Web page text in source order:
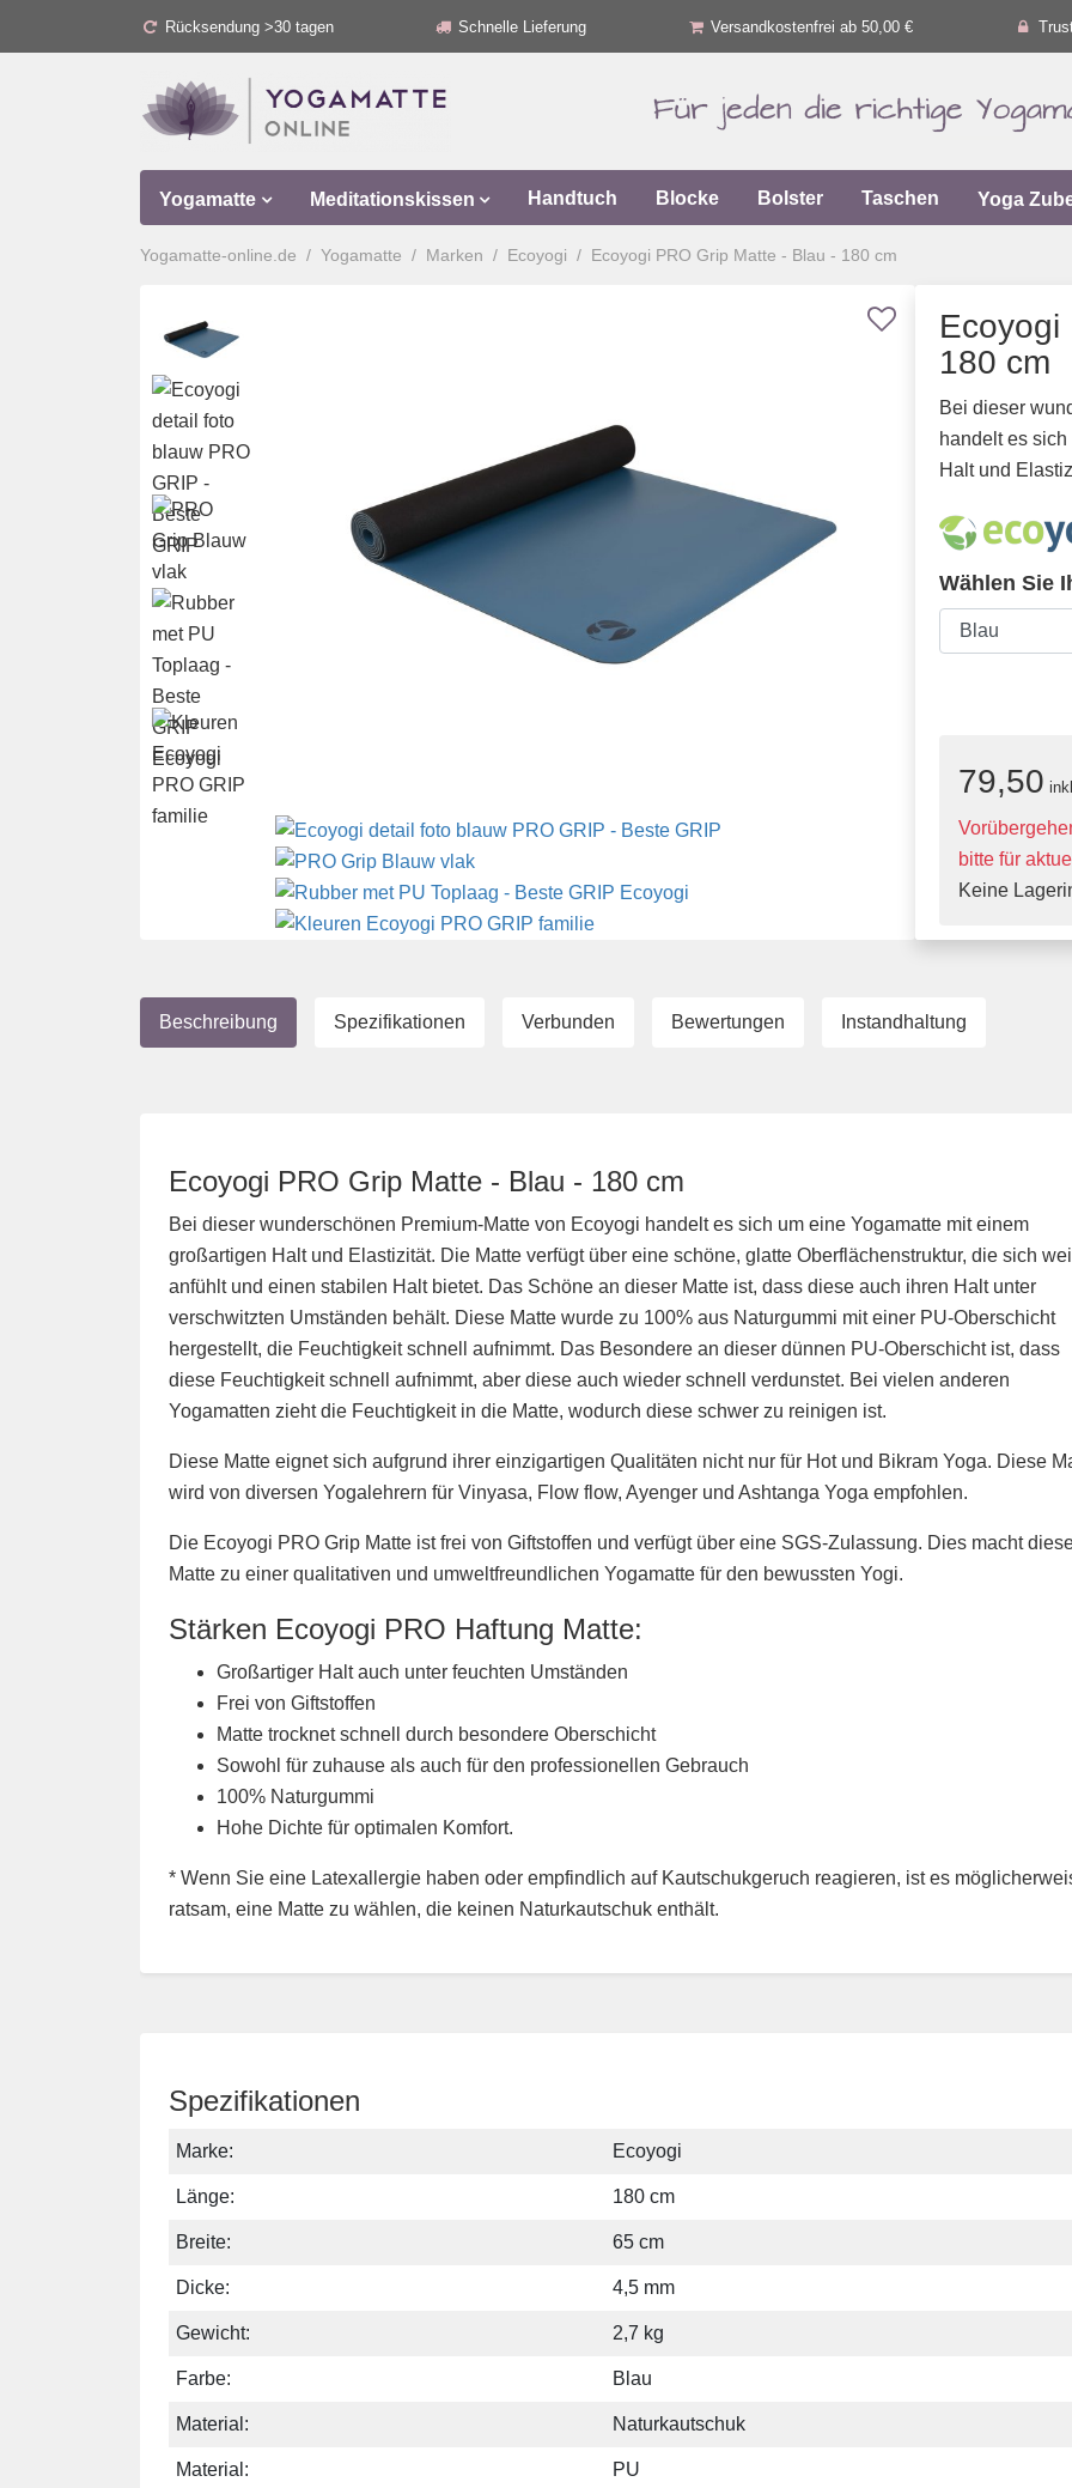
Rücksendung >30 tagen Schnelle Lieferung Versandkostenfrei ab 50,00 €
Yogamatte Meditationskissen Handtuch Blocke Bolster Taschen Yoga
Yogamatte-online.de Yogamatte Marken Ecoyogi Ecoyogi PRO Grip Matte - Blau - 180 cm
Ecoyogi
180 cm
Bei dieser
handelt es
Halt und
Wählen Sie
79,50
bitte für
Keine
Beschreibung Spezifikationen Verbunden Bewertungen Instandhaltung
Ecoyogi PRO Grip Matte - Blau - 180 cm
Bei dieser wunderschönen Premium-Matte von Ecoyogi handelt es sich um eine Yogamatte mit einem
großartigen Halt und Elastizität. Die Matte verfügt über eine schöne, glatte Oberflächenstruktur, die sich
anfühlt und einen stabilen Halt bietet. Das Schöne an dieser Matte ist, dass diese auch ihren Halt unter
verschwitzten Umständen behält. Diese Matte wurde zu 100% aus Naturgummi mit einer PU-Oberschicht
hergestellt, die Feuchtigkeit schnell aufnimmt. Das Besondere an dieser dünnen PU-Oberschicht ist, dass
diese Feuchtigkeit schnell aufnimmt, aber diese auch wieder schnell verdunstet. Bei vielen anderen
Yogamatten zieht die Feuchtigkeit in die Matte, wodurch diese schwer zu reinigen ist.
Diese Matte eignet sich aufgrund ihrer einzigartigen Qualitäten nicht nur für Hot und Bikram Yoga. Diese
wird von diversen Yogalehrern für Vinyasa, Flow flow, Ayenger und Ashtanga Yoga empfohlen.
Die Ecoyogi PRO Grip Matte ist frei von Giftstoffen und verfügt über eine SGS-Zulassung. Dies macht
Matte zu einer qualitativen und umweltfreundlichen Yogamatte für den bewussten Yogi.
Stärken Ecoyogi PRO Haftung Matte:
Großartiger Halt auch unter feuchten Umständen
Frei von Giftstoffen
Matte trocknet schnell durch besondere Oberschicht
Sowohl für zuhause als auch für den professionellen Gebrauch
100% Naturgummi
Hohe Dichte für optimalen Komfort.
* Wenn Sie eine Latexallergie haben oder empfindlich auf Kautschukgeruch reagieren, ist es
ratsam, eine Matte zu wählen, die keinen Naturkautschuk enthält.
Spezifikationen
Marke: Ecoyogi
Länge: 180 cm
Breite: 65 cm
Dicke: 4,5 mm
Gewicht: 2,7 kg
Farbe: Blau
Material: Naturkautschuk
Material: PU